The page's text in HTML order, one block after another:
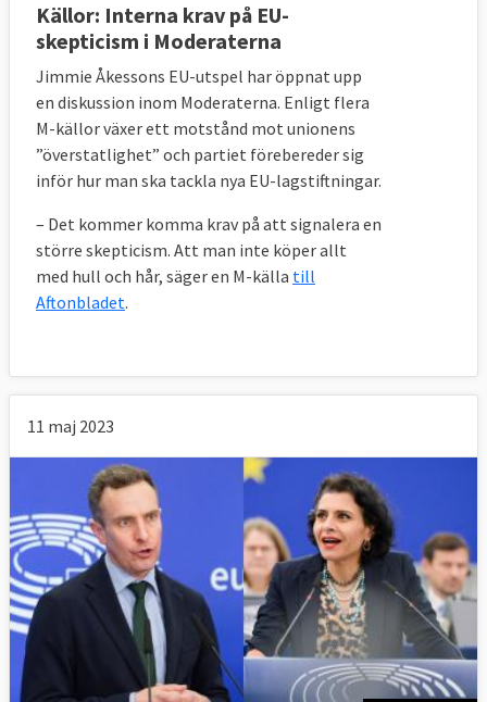
Källor: Interna krav på EU-
skepticism i Moderaterna
Jimmie Åkessons EU-utspel har öppnat upp
en diskussion inom Moderaterna. Enligt flera
M-källor växer ett motstånd mot unionens
”överstatlighet” och partiet förebereder sig
inför hur man ska tackla nya EU-lagstiftningar.
– Det kommer komma krav på att signalera en
större skepticism. Att man inte köper allt
med hull och hår, säger en M-källa till
Aftonbladet.
11 maj 2023